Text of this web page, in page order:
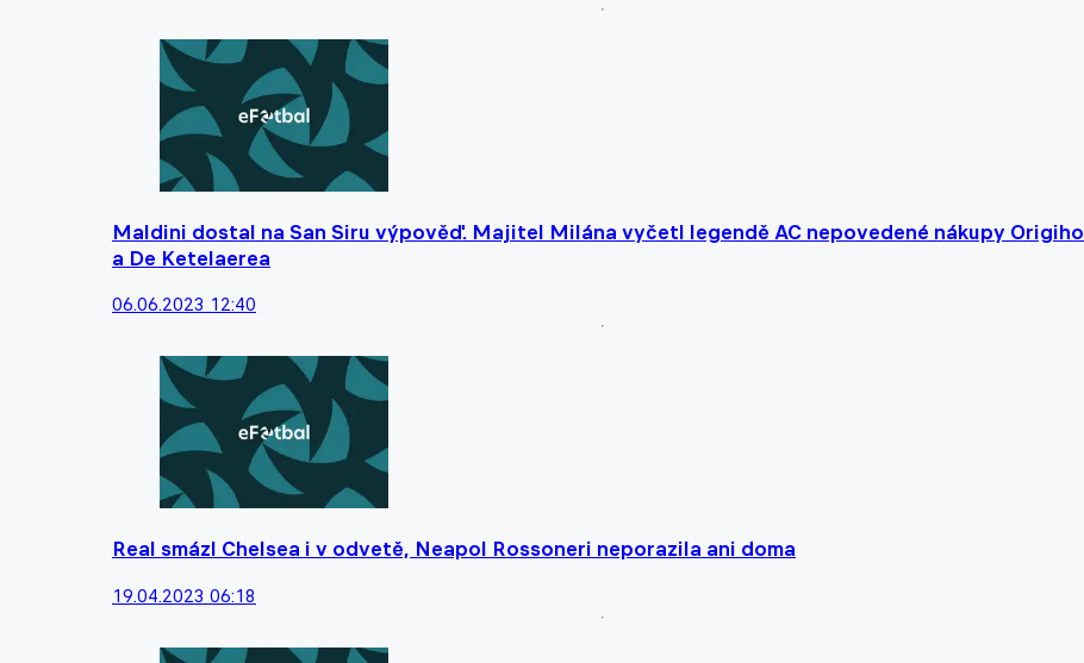
Maldini dostal na San Siru výpověď. Majitel Milána vyčetl legendě AC nepovedené nákupy Origiho
a De Ketelaerea
06.06.2023 12:40
Real smázl Chelsea i v odvetě, Neapol Rossoneri neporazila ani doma
19.04.2023 06:18